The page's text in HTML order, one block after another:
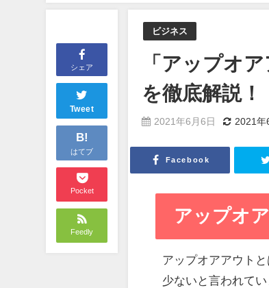
シェア
Tweet
B!
はてブ
Pocket
Feedly
ビジネス
「アップオ
を徹底解説！
2021年6月6日 2021年
Facebook
アップオ
アップオアアウト
少ないと言われて